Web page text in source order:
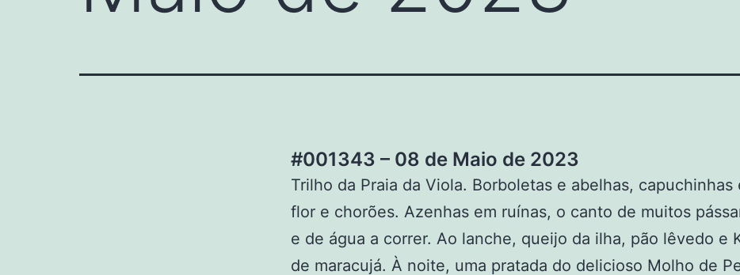
#001343 – 08 de Maio de 2023
Trilho da Praia da Viola. Borboletas e abelhas, capuchinhas
flor e chorões. Azenhas em ruínas, o canto de muitos
e de água a correr. Ao lanche, queijo da ilha, pão lêvedo e
de maracujá. À noite, uma pratada do delicioso Molho de